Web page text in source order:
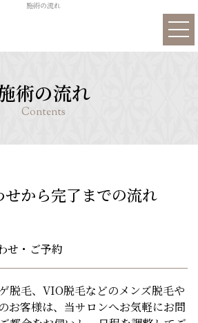
施術の流れ
LIEN.について
ヒゲ脱毛
アイブロウ
アクセス
術の流れ
せから完了までの流れ
せ・ご予約
脱毛、VIO脱毛などのメンズ脱毛や
お客様は、当サロンへお気軽にお問